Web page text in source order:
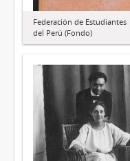
Federación de Estudiantes
del Perú (Fondo)